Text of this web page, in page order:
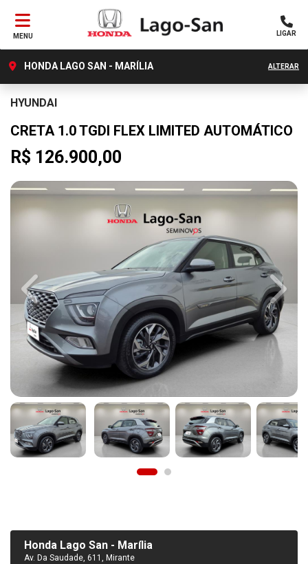
MENU LIGAR
HONDA LAGO SAN - MARÍLIA ALTERAR
HYUNDAI
CRETA 1.0 TGDI FLEX LIMITED AUTOMÁTICO
R$ 126.900,00
Previous Next
Honda Lago San - Marília
Av. Da Saudade, 611, Mirante